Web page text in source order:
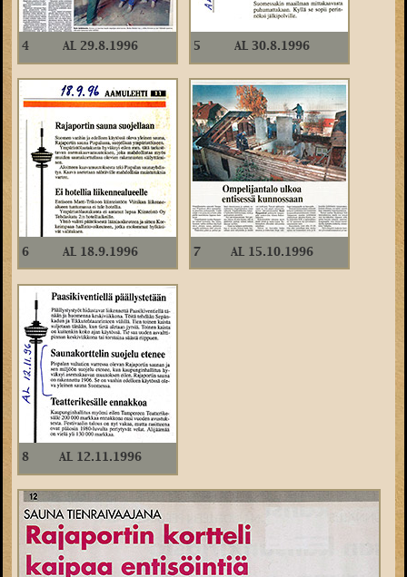
4 AL 29.8.1996 5 AL 30.8.1996
6 AL 18.9.1996 7 AL 15.10.1996
8 AL 12.11.1996